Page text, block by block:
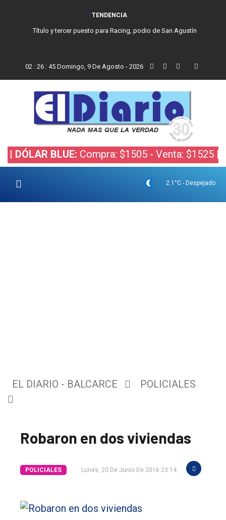
TENDENCIA
Título y tercer puesto para Racing, podio de San Agustín
02 : 26 : 46 Domingo, 9 De Agosto - 2026
BLUE: Compra: $1505 - Venta: $1525 |
2.1°C - Despejado
EL DIARIO - BALCARCE POLICIALES
Robaron en dos viviendas
POLICIALES Lunes, 20 De Junio De 2016 23:14